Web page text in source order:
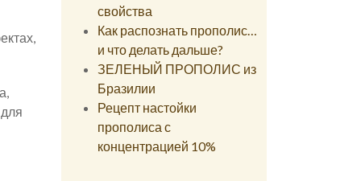
свойства
Как распознать прополис…
и что делать дальше?
ЗЕЛЕНЫЙ ПРОПОЛИС из
Бразилии
Рецепт настойки
прополиса с
концентрацией 10%